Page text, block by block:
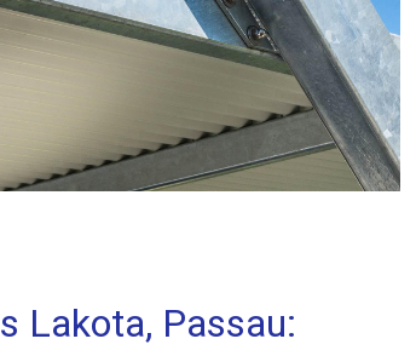
Lakota, Passau: